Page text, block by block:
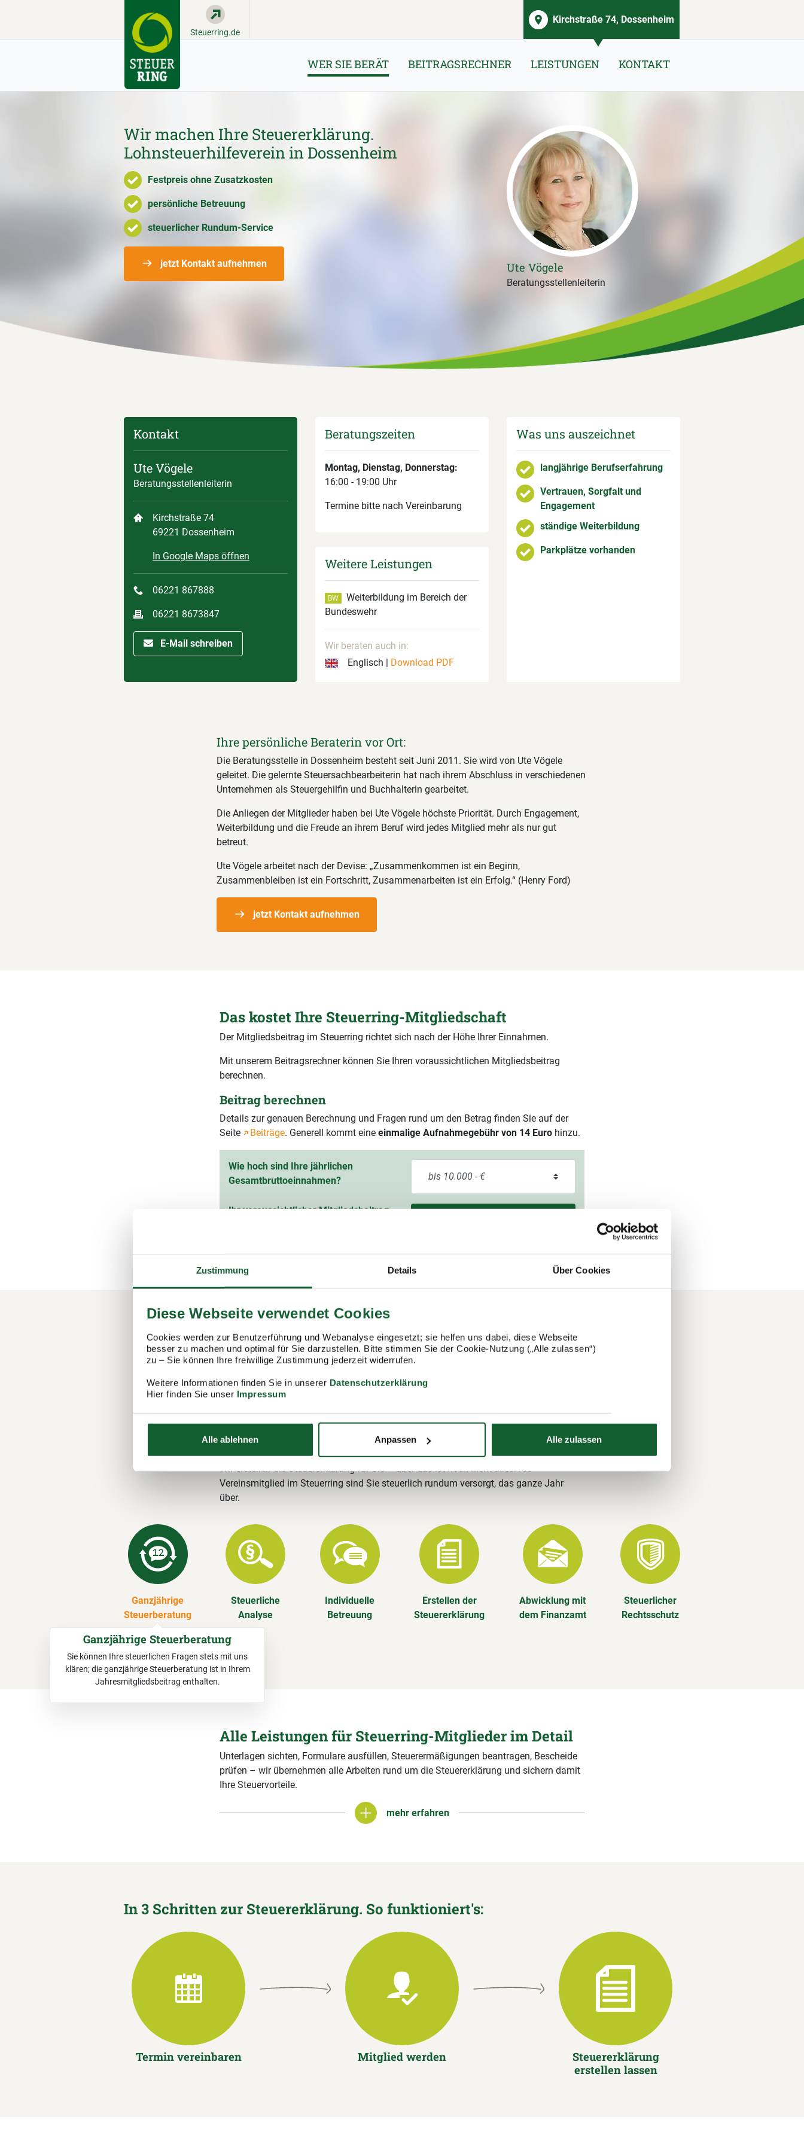
Zustimmung Details Über Cookies
Diese Webseite verwendet Cookies
Cookies werden zur Benutzerführung und Webanalyse eingesetzt; sie helfen uns dabei, diese Webseite
besser zu machen und optimal für Sie darzustellen. Bitte stimmen Sie der Cookie-Nutzung („Alle zulassen“)
zu – Sie können Ihre freiwillige Zustimmung jederzeit widerrufen.
Weitere Informationen finden Sie in unserer Datenschutzerklärung
Hier finden Sie unser Impressum
Alle ablehnen Anpassen Alle zulassen
Steuerring.de
Kirchstraße 74, Dossenheim
WER SIE BERÄT BEITRAGSRECHNER LEISTUNGEN KONTAKT
Wir machen Ihre Steuererklärung.
Lohnsteuerhilfeverein in Dossenheim
Festpreis ohne Zusatzkosten
persönliche Betreuung
steuerlicher Rundum-Service
jetzt Kontakt aufnehmen Ute Vögele
Beratungsstellenleiterin
Kontakt
Ute Vögele
Beratungsstellenleiterin
Kirchstraße 74
69221 Dossenheim
In Google Maps öffnen
06221 867888
06221 8673847
E-Mail schreiben
Beratungszeiten
Montag, Dienstag, Donnerstag:
16:00 - 19:00 Uhr
Termine bitte nach Vereinbarung
Weitere Leistungen
BW
Weiterbildung im Bereich der
Bundeswehr
Wir beraten auch in:
Englisch | Download PDF
Was uns auszeichnet
langjährige Berufserfahrung
Vertrauen, Sorgfalt und
Engagement
ständige Weiterbildung
Parkplätze vorhanden
Ihre persönliche Beraterin vor Ort:
Die Beratungsstelle in Dossenheim besteht seit Juni 2011. Sie wird von Ute Vögele
geleitet. Die gelernte Steuersachbearbeiterin hat nach ihrem Abschluss in verschiedenen
Unternehmen als Steuergehilfin und Buchhalterin gearbeitet.
Die Anliegen der Mitglieder haben bei Ute Vögele höchste Priorität. Durch Engagement,
Weiterbildung und die Freude an ihrem Beruf wird jedes Mitglied mehr als nur gut
betreut.
Ute Vögele arbeitet nach der Devise: „Zusammenkommen ist ein Beginn,
Zusammenbleiben ist ein Fortschritt, Zusammenarbeiten ist ein Erfolg.“ (Henry Ford)
jetzt Kontakt aufnehmen
Das kostet Ihre Steuerring-Mitgliedschaft
Der Mitgliedsbeitrag im Steuerring richtet sich nach der Höhe Ihrer Einnahmen.
Mit unserem Beitragsrechner können Sie Ihren voraussichtlichen Mitgliedsbeitrag
berechnen.
Beitrag berechnen
Details zur genauen Berechnung und Fragen rund um den Betrag finden Sie auf der
Seite
Beiträge. Generell kommt eine einmalige Aufnahmegebühr von 14 Euro hinzu.
Wie hoch sind Ihre jährlichen
Gesamtbruttoeinnahmen?
Ihr voraussichtlicher Mitgliedsbeitrag
Ihre Mitgliedschaft im Lohnsteuerhilfeverein
Steuerring
1.100 Beratungsstellen einer der größten Lohnsteuerhilfevereine Deutschlands. Auch
in Dossenheim stehen wir Ihnen gerne zur Verfügung und erstellen u. a. Ihre
Steuererklärung.
Wir erstellen die Steuererklärung für Sie – aber das ist noch nicht alles. Als
Vereinsmitglied im Steuerring sind Sie steuerlich rundum versorgt, das ganze Jahr
über.
Ganzjährige
Steuerberatung
Steuerliche
Analyse
Individuelle
Betreuung
Erstellen der
Steuererklärung
Abwicklung mit
dem Finanzamt
Steuerlicher
Rechtsschutz
Alle Leistungen für Steuerring-Mitglieder im Detail
Unterlagen sichten, Formulare ausfüllen, Steuerermäßigungen beantragen, Bescheide
prüfen – wir übernehmen alle Arbeiten rund um die Steuererklärung und sichern damit
Ihre Steuervorteile.
mehr erfahren
mehr erfahren
In 3 Schritten zur Steuererklärung. So funktioniert's:
Termin vereinbaren Mitglied werden
Steuererklärung
erstellen lassen
Ganzjährige Steuerberatung
Sie können Ihre steuerlichen Fragen stets mit uns
klären; die ganzjährige Steuerberatung ist in Ihrem
Jahresmitgliedsbeitrag enthalten.